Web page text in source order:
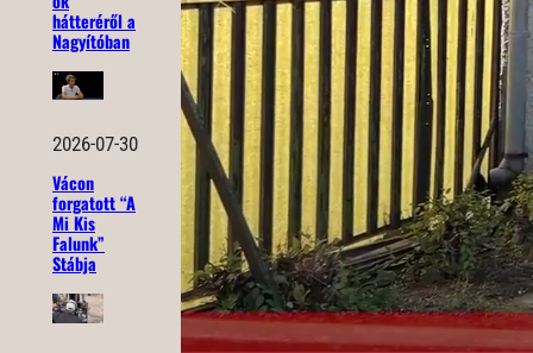
hátteréről a
Nagyítóban
2026-07-30
Vácon
forgatott “A
Mi Kis
Falunk”
Stábja